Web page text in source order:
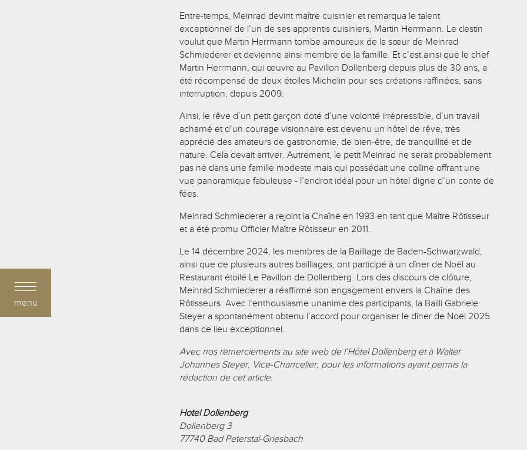
menu
Entre-temps, Meinrad devint maître cuisinier et remarqua le talent
exceptionnel de l’un de ses apprentis cuisiniers, Martin Herrmann. Le destin
voulut que Martin Herrmann tombe amoureux de la sœur de Meinrad
Schmiederer et devienne ainsi membre de la famille. Et c’est ainsi que le chef
Martin Herrmann, qui œuvre au Pavillon Dollenberg depuis plus de 30 ans, a
été récompensé de deux étoiles Michelin pour ses créations raffinées, sans
interruption, depuis 2009.
Ainsi, le rêve d’un petit garçon doté d’une volonté irrépressible, d’un travail
acharné et d’un courage visionnaire est devenu un hôtel de rêve, très
apprécié des amateurs de gastronomie, de bien-être, de tranquillité et de
nature. Cela devait arriver. Autrement, le petit Meinrad ne serait probablement
pas né dans une famille modeste mais qui possédait une colline offrant une
vue panoramique fabuleuse - l’endroit idéal pour un hôtel digne d’un conte de
fées.
Meinrad Schmiederer a rejoint la Chaîne en 1993 en tant que Maître Rôtisseur
et a été promu Officier Maître Rôtisseur en 2011.
Le 14 décembre 2024, les membres de la Bailliage de Baden-Schwarzwald,
ainsi que de plusieurs autres bailliages, ont participé à un dîner de Noël au
Restaurant étoilé Le Pavillon de Dollenberg. Lors des discours de clôture,
Meinrad Schmiederer a réaffirmé son engagement envers la Chaîne des
Rôtisseurs. Avec l’enthousiasme unanime des participants, la Bailli Gabriele
Steyer a spontanément obtenu l’accord pour organiser le dîner de Noël 2025
dans ce lieu exceptionnel.
Avec nos remerciements au site web de l’Hôtel Dollenberg et à Walter
Johannes Steyer, Vice-Chancelier, pour les informations ayant permis la
rédaction de cet article.
Hotel Dollenberg
Dollenberg 3
77740 Bad Peterstal-Griesbach